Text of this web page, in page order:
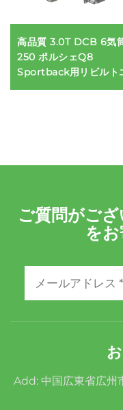
高品質 3.0T DCB 6気
250 ポルシェQ8
Sportback用リビルト
ジン
ご質問がご
を
Add: 中国広東省広州